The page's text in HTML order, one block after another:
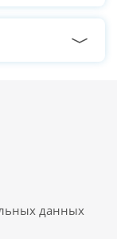
данных